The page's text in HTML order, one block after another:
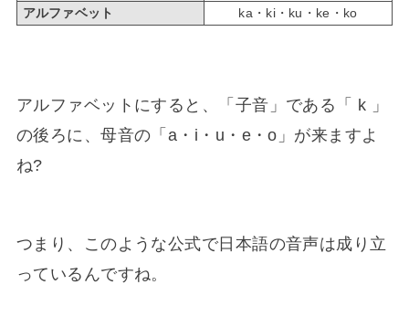
アルファベット
ka・ki・ku・ke・ko
アルファベットにすると、「子音」である「 k 」
の後ろに、母音の「a・i・u・e・o」が来ますよ
ね?
つまり、このような公式で日本語の音声は成り立
っているんですね。